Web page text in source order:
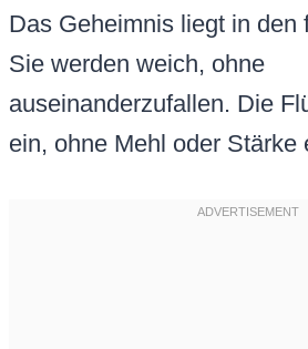
Das Geheimnis liegt in den
Sie werden weich, ohne
auseinanderzufallen. Die
ein, ohne Mehl oder Stärke